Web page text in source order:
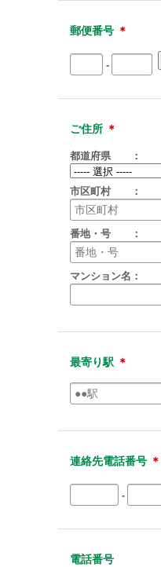
郵便番号 ＊
-
ご住所 ＊
都道府県 ：
市区町村 ：
番地・号 ：
マンション名：
最寄り駅 ＊
連絡先電話番号 ＊
-
電話番号